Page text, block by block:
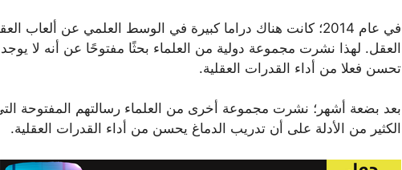
في عام 2014؛ كانت هناك دراما كبيرة في الوسط العلمي عن ألعاب
العقل. لهذا نشرت مجموعة دولية من العلماء بحثًا مفتوحًا عن أنه لا
تحسن فعلا من أداء القدرات العقلية.
بعد بضعة أشهر؛ نشرت مجموعة أخرى من العلماء رسالتهم المفتوحة
الكثير من الأدلة على أن تدريب الدماغ يحسن من أداء القدرات العقلية.